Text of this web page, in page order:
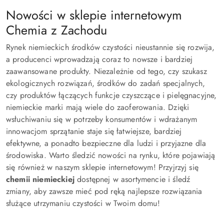
Nowości w sklepie internetowym
Chemia z Zachodu
Rynek niemieckich środków czystości nieustannie się rozwija,
a producenci wprowadzają coraz to nowsze i bardziej
zaawansowane produkty. Niezależnie od tego, czy szukasz
ekologicznych rozwiązań, środków do zadań specjalnych,
czy produktów łączących funkcje czyszczące i pielęgnacyjne,
niemieckie marki mają wiele do zaoferowania. Dzięki
wsłuchiwaniu się w potrzeby konsumentów i wdrażanym
innowacjom sprzątanie staje się łatwiejsze, bardziej
efektywne, a ponadto bezpieczne dla ludzi i przyjazne dla
środowiska. Warto śledzić nowości na rynku, które pojawiają
się również w naszym sklepie internetowym! Przyjrzyj się
chemii niemieckiejdostępnej w asortymencie i śledź
zmiany, aby zawsze mieć pod ręką najlepsze rozwiązania
służące utrzymaniu czystości w Twoim domu!